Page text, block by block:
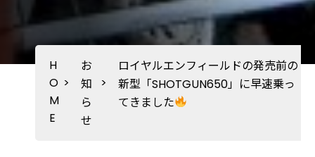
H
O
M
E
>
お
知
ら
せ
>
ロイヤルエンフィールドの発売前の
新型「SHOTGUN650」に早速乗っ
てきました